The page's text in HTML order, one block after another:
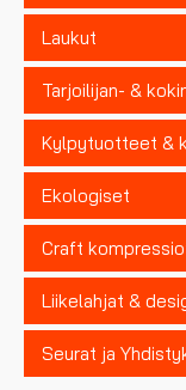
Laukut
Tarjoilijan- &
Kylpytuotteet &
Ekologiset
Craft
Liikelahjat &
Seurat ja